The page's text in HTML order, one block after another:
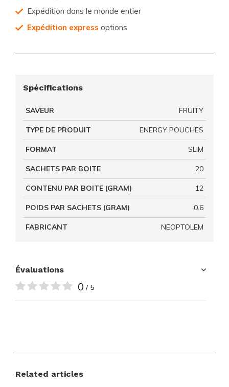
Expédition dans le monde entier
Expédition express options
Évaluations
0 / 5
Spécifications
SAVEUR FRUITY
TYPE DE PRODUIT ENERGY POUCHES
FORMAT SLIM
SACHETS PAR BOITE 20
CONTENU PAR BOITE (GRAM) 12
POIDS PAR SACHETS (GRAM) 0.6
FABRICANT NEOPTOLEM
Related articles